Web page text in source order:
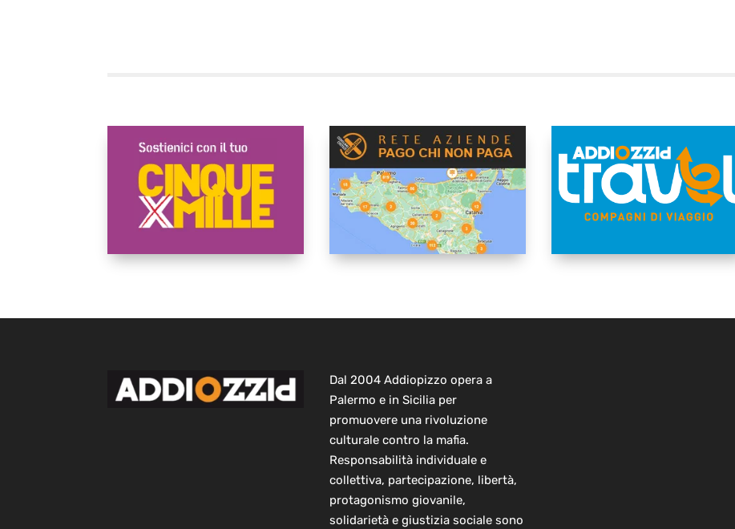
Dal 2004 Addiopizzo opera a
Palermo e in Sicilia per
promuovere una rivoluzione
culturale contro la mafia.
Responsabilità individuale e
collettiva, partecipazione, libertà,
protagonismo giovanile,
solidarietà e giustizia sociale sono